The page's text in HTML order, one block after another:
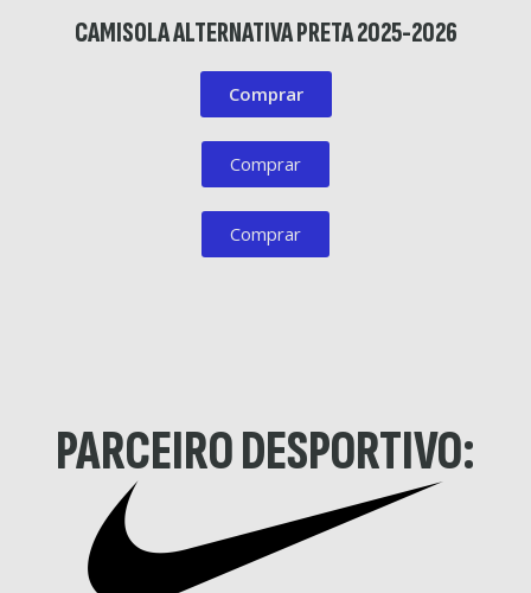
CAMISOLA ALTERNATIVA PRETA 2025-2026
Comprar
Comprar
Comprar
PARCEIRO DESPORTIVO: